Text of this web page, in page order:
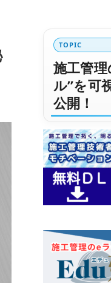
TOPIC
施工管
ル”を可
公開！